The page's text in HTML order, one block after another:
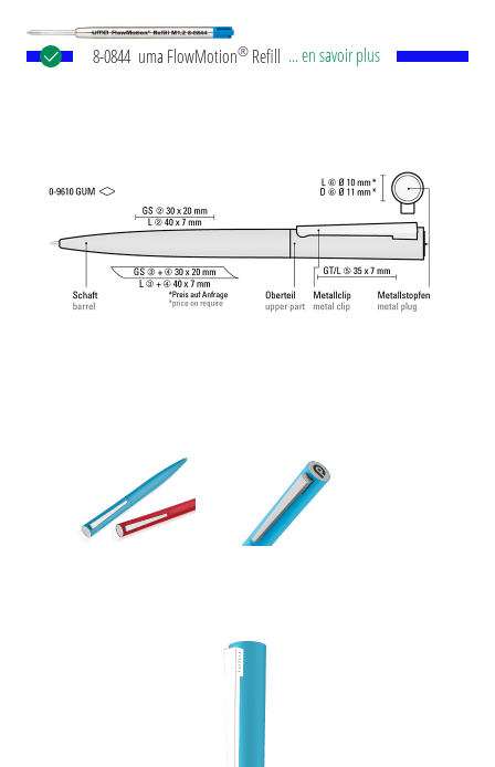
8-0844 uma FlowMotion® Refill M1.2 blue
norme ISO. Fabriqué en Allemagne. L'interaction
de la pointe de plomb, de la bille de plomb et de
la parfaitement composée pâte à écrire, créent
une expérience d'écriture inoubliable.
... en savoir plus